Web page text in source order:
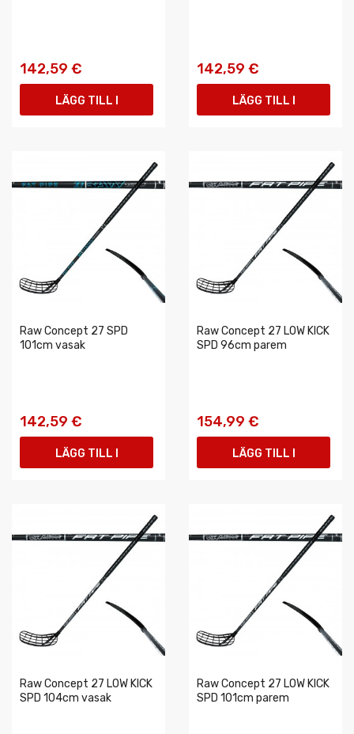
142,59 €
LÄGG TILL I
142,59 €
LÄGG TILL I
Raw Concept 27 SPD
101cm vasak
142,59 €
LÄGG TILL I
Raw Concept 27 LOW KICK
SPD 96cm parem
154,99 €
LÄGG TILL I
Raw Concept 27 LOW KICK
SPD 104cm vasak
Raw Concept 27 LOW KICK
SPD 101cm parem